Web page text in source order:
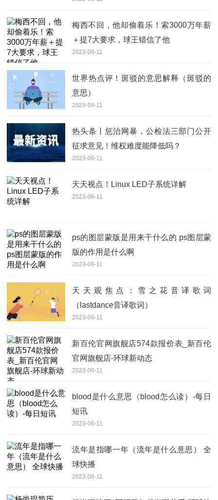
梅西不回，他却偷着乐！索3000万年薪
＋提7大要求，球王错信了他
2023-06-11
世界热点评！斑驳的意思解释（斑驳的
意思）
2023-06-11
热头条丨惩治网暴，公检法三部门公开
征求意见！维权难度能降低吗？
2023-06-11
天天视点！Linux LED子系统详解
2023-06-11
ps的图层蒙版是用来干什么的 ps图层蒙
版的作用是什么啊
2023-06-11
天天观焦点：雪之花音译歌词
（lastdance音译歌词）
2023-06-11
新百伦官网旗舰店574款报价表_新百伦
官网旗舰店-环球新动态
2023-06-11
blood是什么意思（blood怎么读）-每日
短讯
2023-06-11
流年是指哪一年（流年是什么意思） 全
球快播
2023-06-11